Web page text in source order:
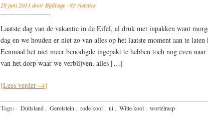
28 juni 2011 door Bijdrage ·83 reacties
Laatste dag van de vakantie in de Eifel, al druk met inpakken want
dag en we houden er niet zo van alles op het laatste moment aan te laten
Eenmaal het niet meer benodigde ingepakt te hebben toch nog even
van het dorp waar we verblijven, alles […]
[Lees verder →]
Tags: · Duitsland, Gerolstein, rode kool, ui, Witte kool, wortelrasp